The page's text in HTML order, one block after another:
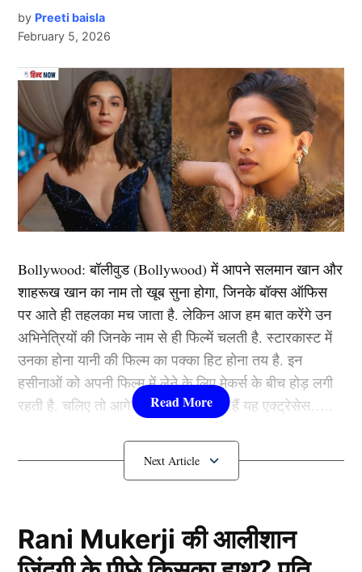
Next Article
by Preeti baisla
February 5, 2026
Bollywood:बॉलीवुड (Bollywood)में आपने सलमान खान और
शाहरूख खान का नाम तो खूब सुना होगा, जिनके बॉक्स ऑफिस
पर आते ही तहलका मच जाता है. लेकिन आज हम बात करेंगे उन
अभिनेत्रियों की जिनके नाम से ही फिल्में चलती है. स्टारकास्ट में
उनका होना यानी की फिल्म का पक्का हिट होना तय है. इन
हसीनाओं को अपनी फिल्म में लेने के लिए मेकर्स के बीच होड़ लगी
रहती है. चलिए तो आगे जानते हैं कौन-कौन हैं यह एक्ट्रेसेस…..
कौन हैंBollywood की यह हसीनाएं?
Padukone)
Rani Mukerji की आलीशान